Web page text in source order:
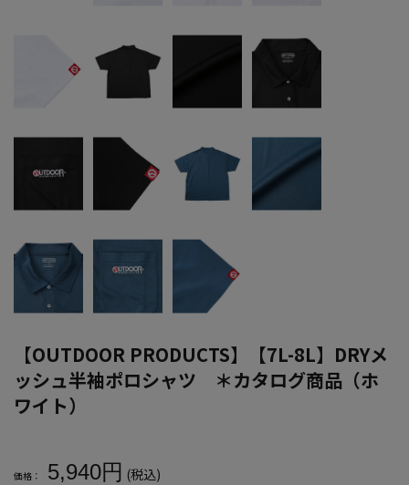
【OUTDOOR PRODUCTS】【7L-8L】DRYメ
ッシュ半袖ポロシャツ ＊カタログ商品（ホ
ワイト）
価格： 5,940円 (税込)